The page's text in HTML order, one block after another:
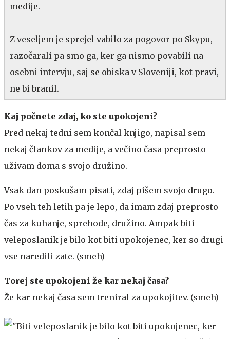
medije.
Z veseljem je sprejel vabilo za pogovor po Skypu,
razočarali pa smo ga, ker ga nismo povabili na
osebni intervju, saj se obiska v Sloveniji, kot pravi,
ne bi branil.
Kaj počnete zdaj, ko ste upokojeni?
Pred nekaj tedni sem končal knjigo, napisal sem
nekaj člankov za medije, a večino časa preprosto
uživam doma s svojo družino.
Vsak dan poskušam pisati, zdaj pišem svojo drugo.
Po vseh teh letih pa je lepo, da imam zdaj preprosto
čas za kuhanje, sprehode, družino. Ampak biti
veleposlanik je bilo kot biti upokojenec, ker so drugi
vse naredili zate. (smeh)
Torej ste upokojeni že kar nekaj časa?
Že kar nekaj časa sem treniral za upokojitev. (smeh)